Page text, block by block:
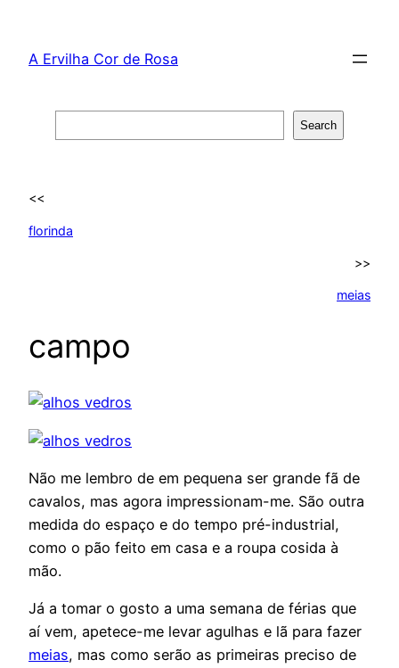
content
A Ervilha Cor de Rosa
Search
<<
florinda
>>
meias
campo
Não me lembro de em pequena ser grande fã de
cavalos, mas agora impressionam-me. São outra
medida do espaço e do tempo pré-industrial,
como o pão feito em casa e a roupa cosida à
mão.
Já a tomar o gosto a uma semana de férias que
aí vem, apetece-me levar agulhas e lã para fazer
meias, mas como serão as primeiras preciso de